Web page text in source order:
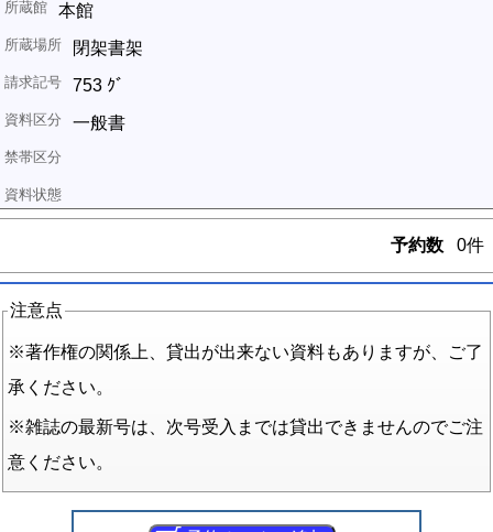
本館
閉架書架
753 ｸﾞ
一般書
予約数 0件
注意点
※著作権の関係上、貸出が出来ない資料もありますが、ご了
承ください。
※雑誌の最新号は、次号受入までは貸出できませんのでご注
意ください。